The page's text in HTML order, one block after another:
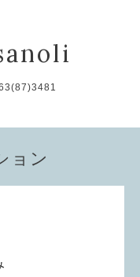
ョン